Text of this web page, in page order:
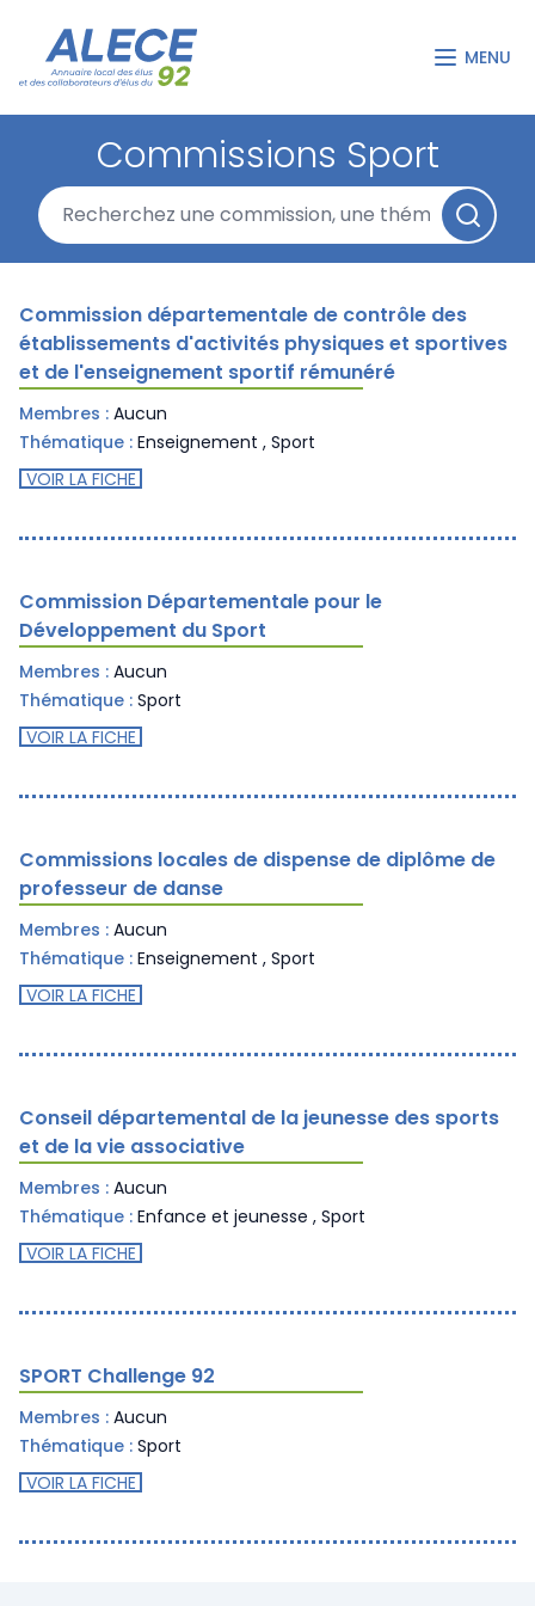
MENU
Commissions Sport
Commission départementale de contrôle des
établissements d'activités physiques et sportives
et de l'enseignement sportif rémunéré
Membres : Aucun
Thématique : Enseignement , Sport
VOIR LA FICHE
Commission Départementale pour le
Développement du Sport
Membres : Aucun
Thématique : Sport
VOIR LA FICHE
Commissions locales de dispense de diplôme de
professeur de danse
Membres : Aucun
Thématique : Enseignement , Sport
VOIR LA FICHE
Conseil départemental de la jeunesse des sports
et de la vie associative
Membres : Aucun
Thématique : Enfance et jeunesse , Sport
VOIR LA FICHE
SPORT Challenge 92
Membres : Aucun
Thématique : Sport
VOIR LA FICHE